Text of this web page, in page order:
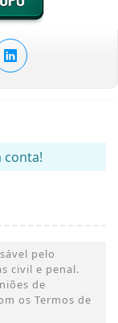
conta!
pelo
civil e penal.
de
os Termos de